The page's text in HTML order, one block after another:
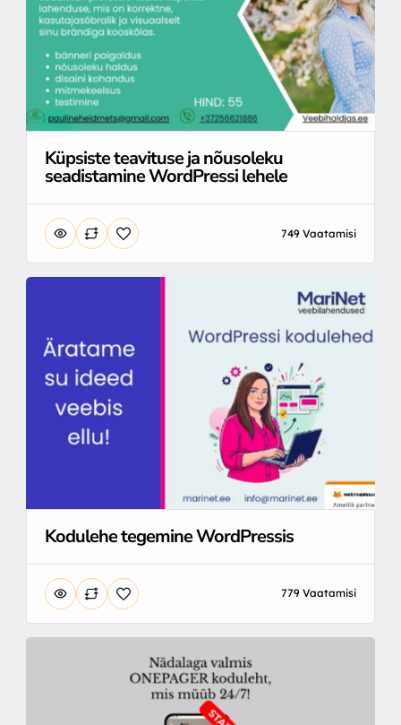
Küpsiste teavituse ja nõusoleku
seadistamine WordPressi lehele
749 Vaatamisi
Kodulehe tegemine WordPressis
779 Vaatamisi